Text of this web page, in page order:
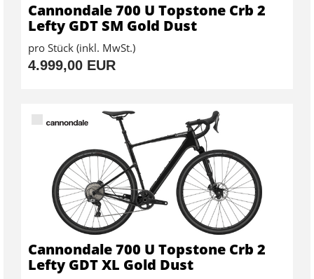
Cannondale 700 U Topstone Crb 2
Lefty GDT SM Gold Dust
pro Stück (inkl. MwSt.)
4.999,00 EUR
Cannondale 700 U Topstone Crb 2
Lefty GDT XL Gold Dust